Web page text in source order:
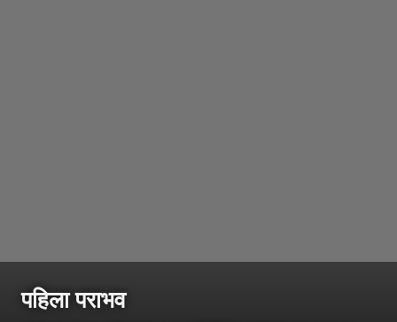
पहिला पराभव